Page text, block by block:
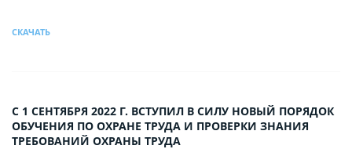
СКАЧАТЬ
С 1 СЕНТЯБРЯ 2022 Г. ВСТУПИЛ В СИЛУ НОВЫЙ ПОРЯДОК
ОБУЧЕНИЯ ПО ОХРАНЕ ТРУДА И ПРОВЕРКИ ЗНАНИЯ
ТРЕБОВАНИЙ ОХРАНЫ ТРУДА